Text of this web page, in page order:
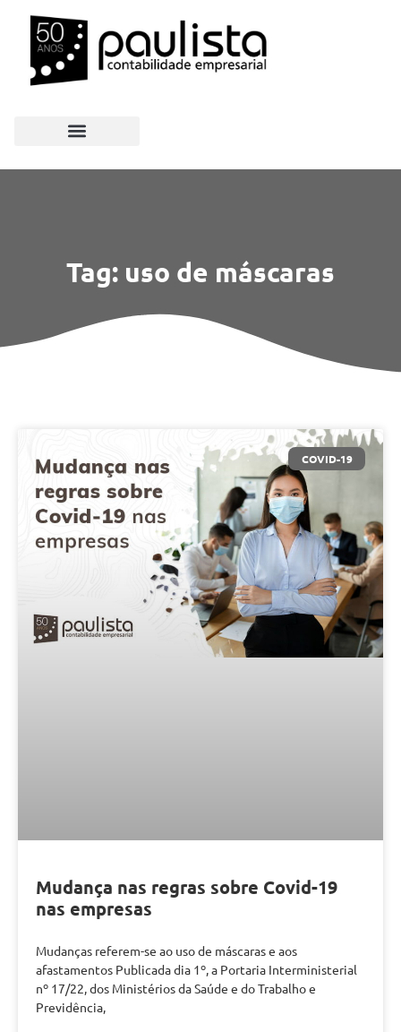
Tag: uso de máscaras
COVID-19
Mudança nas regras sobre Covid-19
nas empresas
Mudanças referem-se ao uso de máscaras e aos
afastamentos Publicada dia 1º, a Portaria Interministerial
nº 17/22, dos Ministérios da Saúde e do Trabalho e
Previdência,